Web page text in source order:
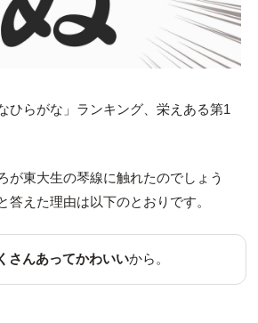
ひらがな」ランキング、栄えある第1
が東大生の琴線に触れたのでしょう
答えた理由は以下のとおりです。
さんあってかわいいから。